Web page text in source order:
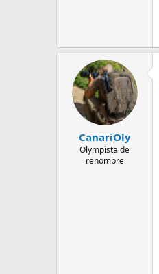
CanariOly
Olympista de
renombre